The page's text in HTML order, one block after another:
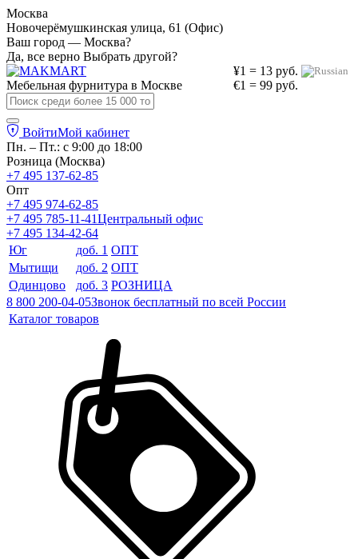
Москва
Новочерёмушкинская улица, 61 (Офис)
Ваш город — Москва?
Да, все верно Выбрать другой?
¥1 = 13 руб.
€1 = 99 руб.
Мебельная фурнитура в Москве
ВойтиМой кабинет
Пн. – Пт.: с 9:00 до 18:00
Розница (Москва)
+7 495 137-62-85
Опт
+7 495 974-62-85
+7 495 785-11-41Центральный офис
+7 495 134-42-64
Юг
доб. 1 ОПТ
Мытищи
доб. 2 ОПТ
Одинцово
доб. 3 РОЗНИЦА
8 800 200-04-05Звонок бесплатный по всей России
Каталог товаров